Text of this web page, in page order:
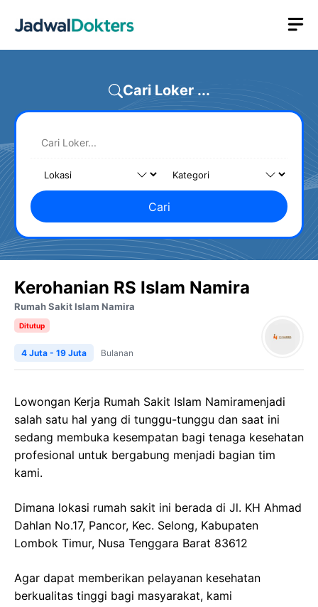
Cari Loker ...
Cari
Kerohanian RS Islam Namira
Rumah Sakit Islam Namira
Ditutup
4 Juta - 19 Juta Bulanan
Lowongan Kerja Rumah Sakit Islam Namiramenjadi
salah satu hal yang di tunggu-tunggu dan saat ini
sedang membuka kesempatan bagi tenaga kesehatan
profesional untuk bergabung menjadi bagian tim
kami.
Dimana lokasi rumah sakit ini berada di Jl. KH Ahmad
Dahlan No.17, Pancor, Kec. Selong, Kabupaten
Lombok Timur, Nusa Tenggara Barat 83612
Agar dapat memberikan pelayanan kesehatan
berkualitas tinggi bagi masyarakat, kami